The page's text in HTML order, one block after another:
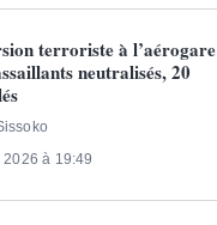
terroriste à l’aérogare
neutralisés, 20
à 19:49